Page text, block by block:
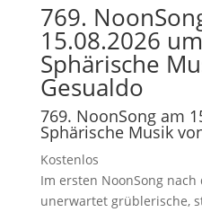
769.
15.08.2026
Sphärische
Gesualdo
769. NoonSong am
Sphärische Musik
Kostenlos
Im ersten NoonSong
unerwartet grüblerische,